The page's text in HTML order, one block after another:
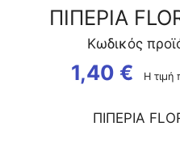
ΠΙΠΕΡΙΑ
Κωδικός
1,40 € Η τιμή
ΠΙΠΕΡΙΑ